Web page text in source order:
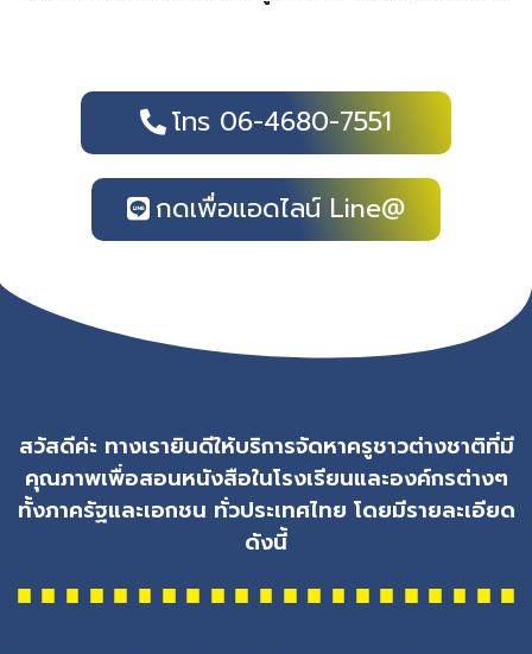
โทร 06-4680-7551
กดเพื่อแอดไลน์ Line@
สวัสดีค่ะ ทางเรายินดีให้บริการจัดหาครูชาวต่างชาติที่มี
คุณภาพเพื่อสอนหนังสือในโรงเรียนและองค์กรต่างๆ
ทั้งภาครัฐและเอกชน ทั่วประเทศไทย โดยมีรายละเอียด
ดังนี้